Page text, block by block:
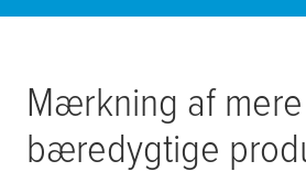
Mærkning af mere
bæredygtige